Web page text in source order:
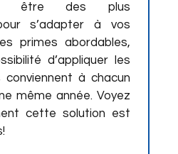
être des plus
s’adapter à vos
primes abordables,
d’appliquer les
à chacun
même année. Voyez
cette solution est